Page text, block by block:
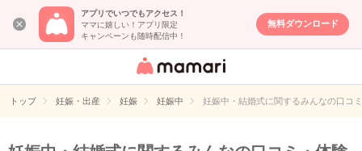
アプリでいつでもアクセス！
ママに嬉しい！アプリ限定
キャンペーンも随時配信中！
無料ダウンロード
女性専用匿名QA
イト
トップ 妊娠・出産 妊娠 妊娠中 妊娠中・結婚式に関するみんなの口コ